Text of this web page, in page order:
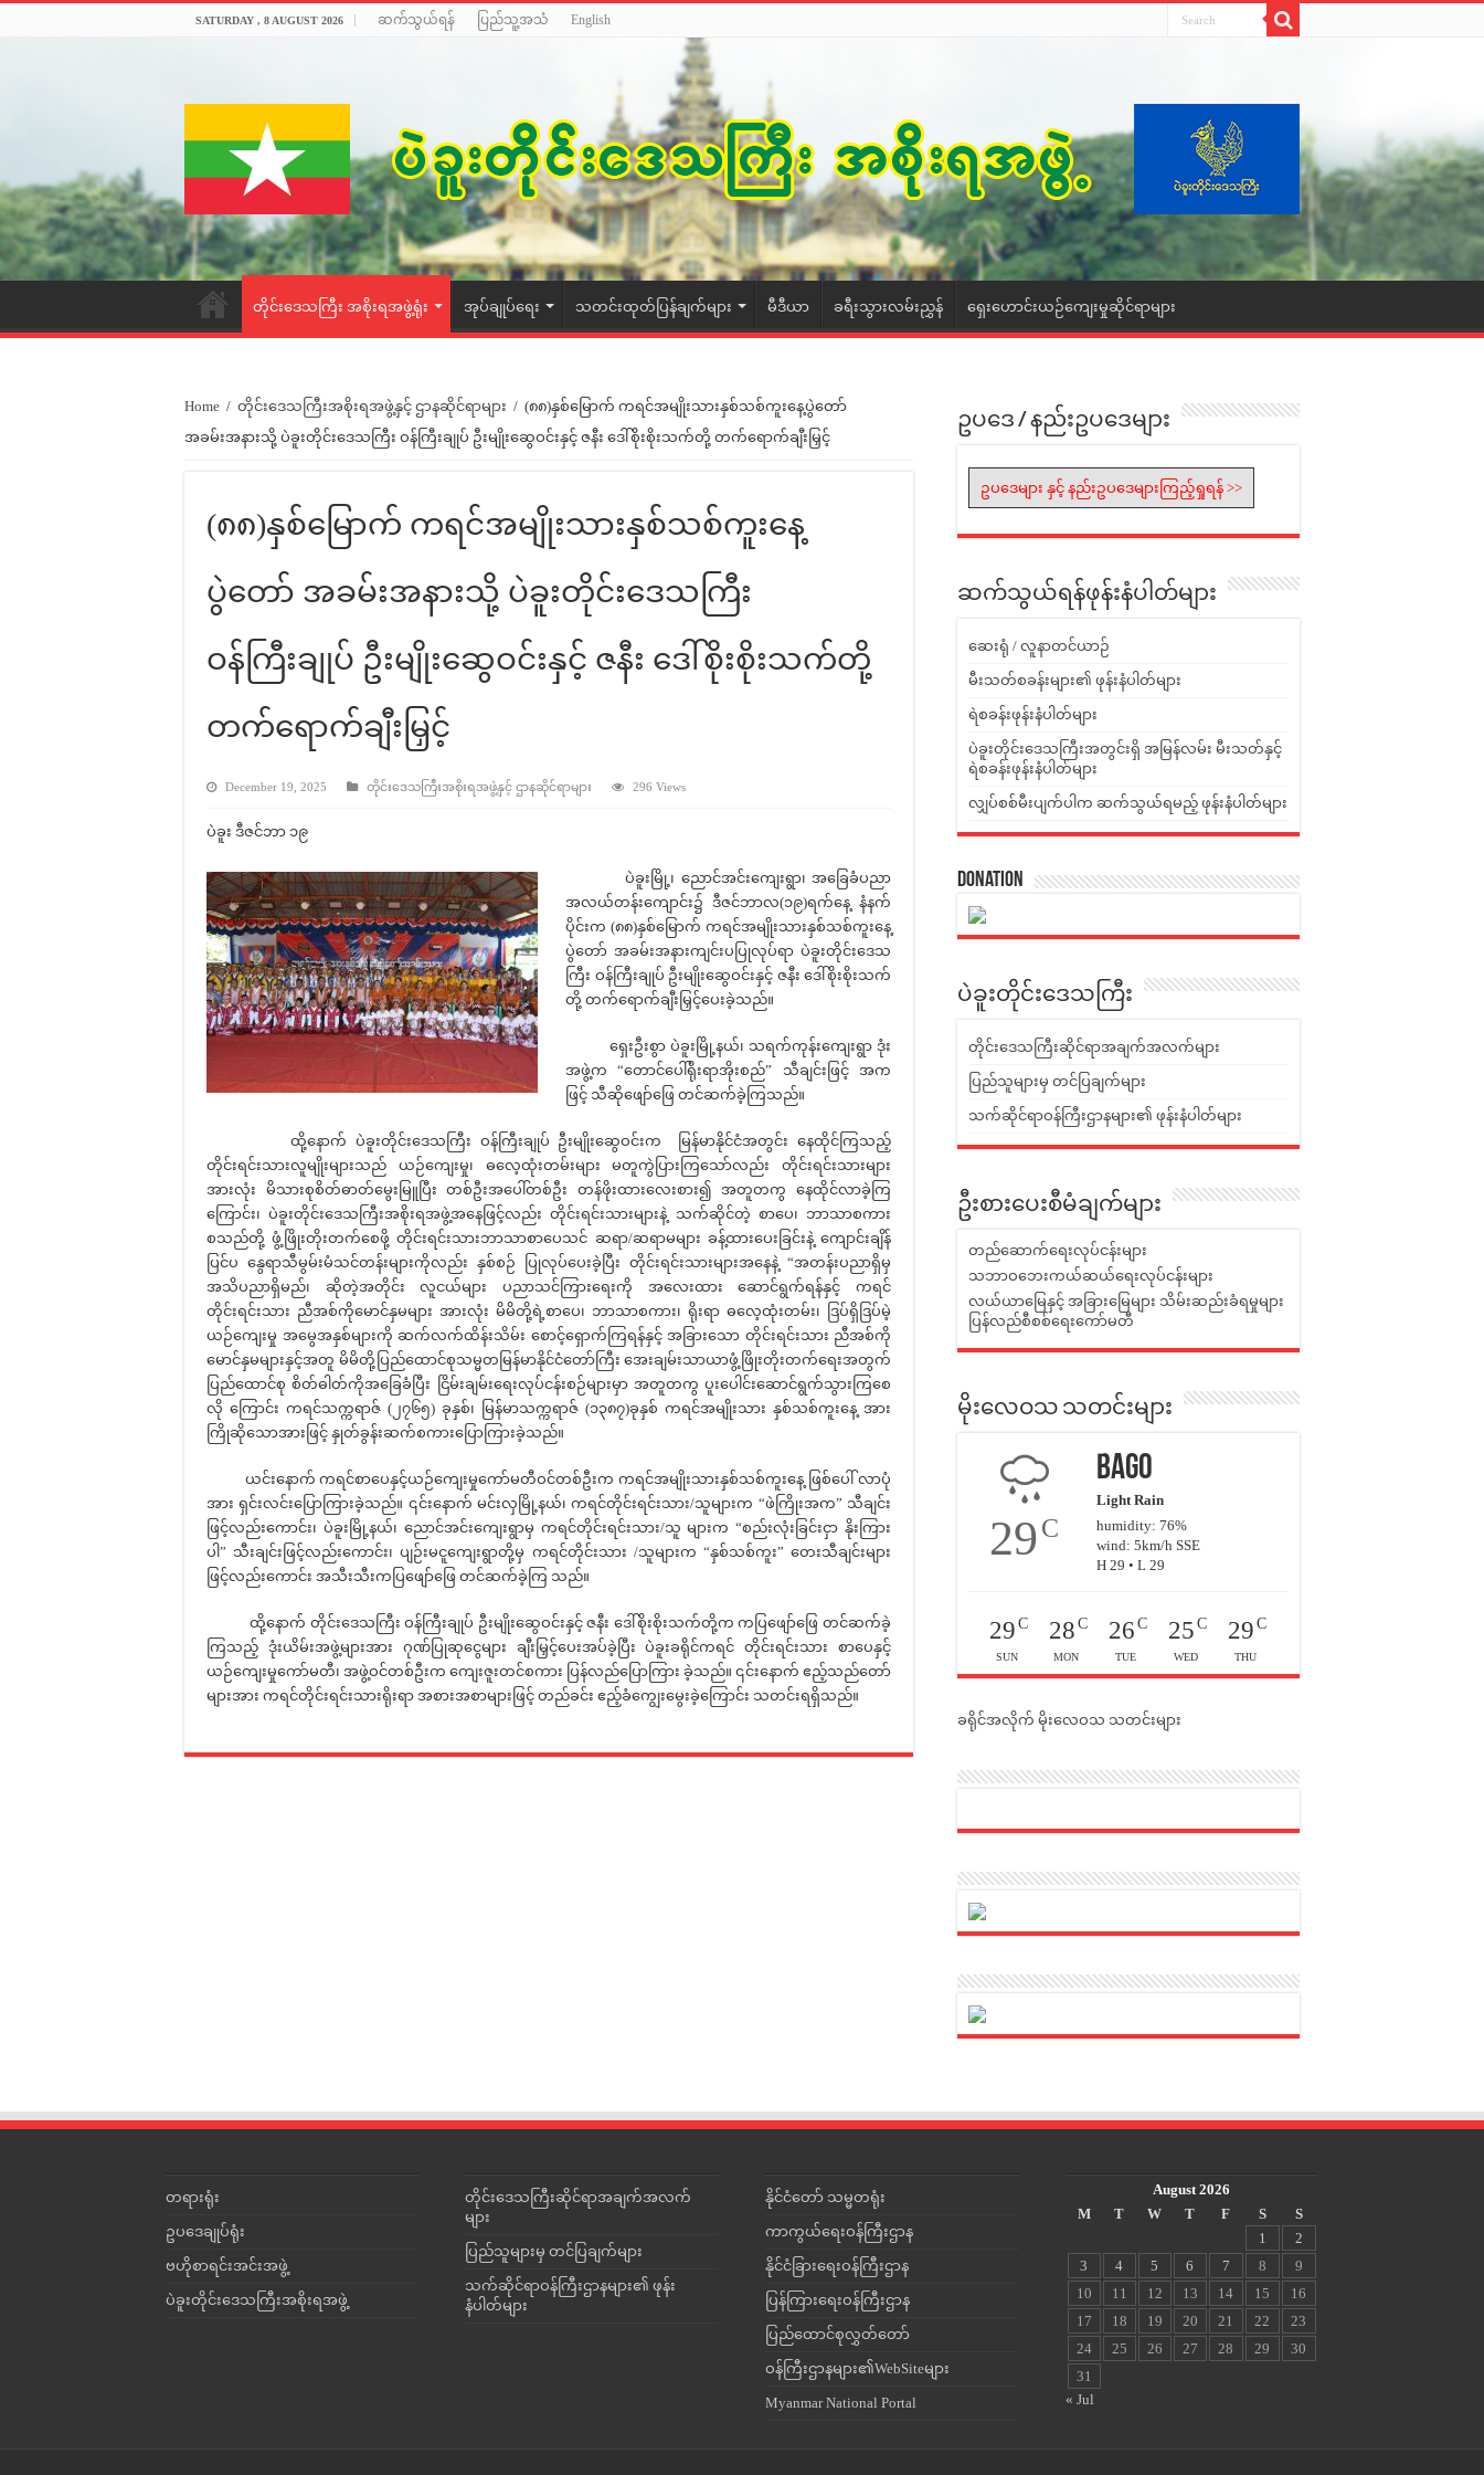
SATURDAY , 8 AUGUST 2026 ဆက်သွယ်ရန် ပြည်သူ့အသံ English
တိုင်းဒေသကြီး အစိုးရအဖွဲ့ရုံး အုပ်ချုပ်ရေး သတင်းထုတ်ပြန်ချက်များ မီဒီယာ ခရီးသွားလမ်းညွှန် ရှေးဟောင်းယဉ်ကျေးမှုဆိုင်ရာများ
Home / တိုင်းဒေသကြီးအစိုးရအဖွဲ့နှင့် ဌာနဆိုင်ရာများ / (၈၈)နှစ်မြောက် ကရင်အမျိုးသားနှစ်သစ်ကူးနေ့ပွဲတော်
အခမ်းအနားသို့ ပဲခူးတိုင်းဒေသကြီး ဝန်ကြီးချုပ် ဦးမျိုးဆွေဝင်းနှင့် ဇနီး ဒေါ်စိုးစိုးသက်တို့ တက်ရောက်ချီးမြှင့်
(၈၈)နှစ်မြောက် ကရင်အမျိုးသားနှစ်သစ်ကူးနေ့
ပွဲတော် အခမ်းအနားသို့ ပဲခူးတိုင်းဒေသကြီး
ဝန်ကြီးချုပ် ဦးမျိုးဆွေဝင်းနှင့် ဇနီး ဒေါ်စိုးစိုးသက်တို့
တက်ရောက်ချီးမြှင့်
December 19, 2025 တိုင်းဒေသကြီးအစိုးရအဖွဲ့နှင့် ဌာနဆိုင်ရာများ 296 Views
ပဲခူး ဒီဇင်ဘာ ၁၉
ပဲခူးမြို့၊ ညောင်အင်းကျေးရွာ၊ အခြေခံပညာ
အလယ်တန်းကျောင်း၌ ဒီဇင်ဘာလ(၁၉)ရက်နေ့ နံနက်
ပိုင်းက (၈၈)နှစ်မြောက် ကရင်အမျိုးသားနှစ်သစ်ကူးနေ့
ပွဲတော် အခမ်းအနားကျင်းပပြုလုပ်ရာ ပဲခူးတိုင်းဒေသ
ကြီး ဝန်ကြီးချုပ် ဦးမျိုးဆွေဝင်းနှင့် ဇနီး ဒေါ်စိုးစိုးသက်
တို့ တက်ရောက်ချီးမြှင့်ပေးခဲ့သည်။
ရှေးဦးစွာ ပဲခူးမြို့နယ်၊ သရက်ကုန်းကျေးရွာ ဒုံး
အဖွဲ့က “တောင်ပေါ်ရိုးရာအိုးစည်” သီချင်းဖြင့် အက
ဖြင့် သီဆိုဖျော်ဖြေ တင်ဆက်ခဲ့ကြသည်။
ထို့နောက် ပဲခူးတိုင်းဒေသကြီး ဝန်ကြီးချုပ် ဦးမျိုးဆွေဝင်းက မြန်မာနိုင်ငံအတွင်း နေထိုင်ကြသည့်
တိုင်းရင်းသားလူမျိုးများသည် ယဉ်ကျေးမှု၊ ဓလေ့ထုံးတမ်းများ မတူကွဲပြားကြသော်လည်း တိုင်းရင်းသားများ
အားလုံး မိသားစုစိတ်ဓာတ်မွေးမြူပြီး တစ်ဦးအပေါ်တစ်ဦး တန်ဖိုးထားလေးစား၍ အတူတကွ နေထိုင်လာခဲ့ကြ
ကြောင်း၊ ပဲခူးတိုင်းဒေသကြီးအစိုးရအဖွဲ့အနေဖြင့်လည်း တိုင်းရင်းသားများနဲ့ သက်ဆိုင်တဲ့ စာပေ၊ ဘာသာစကား
စသည်တို့ ဖွံ့ဖြိုးတိုးတက်စေဖို့ တိုင်းရင်းသားဘာသာစာပေသင် ဆရာ/ဆရာမများ ခန့်ထားပေးခြင်းနဲ့ ကျောင်းချိန်
ပြင်ပ နွေရာသီမွမ်းမံသင်တန်းများကိုလည်း နှစ်စဉ် ပြုလုပ်ပေးခဲ့ပြီး တိုင်းရင်းသားများအနေနဲ့ “အတန်းပညာရှိမှ
အသိပညာရှိမည်၊ ဆိုတဲ့အတိုင်း လူငယ်များ ပညာသင်ကြား‌ရေးကို အလေးထား ဆောင်ရွက်ရန်နှင့် ကရင်
တိုင်းရင်းသား ညီအစ်ကိုမောင်နှမများ အားလုံး မိမိတို့ရဲ့စာပေ၊ ဘာသာစကား၊ ရိုးရာ ဓလေ့ထုံးတမ်း၊ ဒြပ်ရှိဒြပ်မဲ့
ယဉ်ကျေးမှု အမွေအနှစ်များကို ဆက်လက်ထိန်းသိမ်း စောင့်ရှောက်ကြရန်နှင့် အခြားသော တိုင်းရင်းသား ညီအစ်ကို
မောင်နှမများနှင့်အတူ မိမိတို့ပြည်ထောင်စုသမ္မတမြန်မာနိုင်ငံတော်ကြီး အေးချမ်းသာယာဖွံ့ဖြိုးတိုးတက်ရေးအတွက်
ပြည်ထောင်စု စိတ်ဓါတ်ကိုအခြေခံပြီး ငြိမ်းချမ်းရေးလုပ်ငန်းစဉ်များမှာ အတူတကွ ပူးပေါင်းဆောင်ရွက်သွားကြစေ
လို ကြောင်း ကရင်သက္ကရာဇ် (၂၇၆၅) ခုနှစ်၊ မြန်မာသက္ကရာဇ် (၁၃၈၇)ခုနှစ် ကရင်အမျိုးသား နှစ်သစ်ကူးနေ့ အား
ကြိုဆိုသောအားဖြင့် နှုတ်ခွန်းဆက်စကားပြောကြားခဲ့သည်။
ယင်းနောက် ကရင်စာပေနှင့်ယဉ်ကျေးမှုကော်မတီဝင်တစ်ဦးက ကရင်အမျိုးသားနှစ်သစ်ကူးနေ့ ဖြစ်ပေါ် လာပုံ
အား ရှင်းလင်းပြောကြားခဲ့သည်။ ၎င်းနောက် မင်းလှမြို့နယ်၊ ကရင်တိုင်းရင်းသား/သူများက “ဖဲကြိုးအက” သီချင်း
ဖြင့်လည်းကောင်း၊ ပဲခူးမြို့နယ်၊ ညောင်အင်းကျေးရွာမှ ကရင်တိုင်းရင်းသား/သူ များက “စည်းလုံးခြင်းငှာ နိုးကြား
ပါ” သီးချင်းဖြင့်လည်းကောင်း၊ ပျဉ်းမငူကျေးရွာတို့မှ ကရင်တိုင်းသား /သူများက “နှစ်သစ်ကူး” တေးသီချင်းများ
ဖြင့်လည်းကောင်း အသီးသီးကပြဖျော်ဖြေ တင်ဆက်ခဲ့ကြ သည်။
ထို့နောက် တိုင်းဒေသကြီး ဝန်ကြီးချုပ် ဦးမျိုးဆွေဝင်းနှင့် ဇနီး ဒေါ်စိုးစိုးသက်တို့က ကပြဖျော်ဖြေ တင်ဆက်ခဲ့
ကြသည့် ဒုံးယိမ်းအဖွဲ့များအား ဂုဏ်ပြုဆုငွေများ ချီးမြှင့်ပေးအပ်ခဲ့ပြီး ပဲခူးခရိုင်ကရင် တိုင်းရင်းသား စာပေနှင့်
ယဉ်ကျေးမှုကော်မတီ၊ အဖွဲ့ဝင်တစ်ဦးက ကျေးဇူးတင်စကား ပြန်လည်ပြောကြား ခဲ့သည်။ ၎င်းနောက် ဧည့်သည်တော်
များအား ကရင်တိုင်းရင်းသားရိုးရာ အစားအစာများဖြင့် တည်ခင်း ဧည့်ခံကျွေးမွေးခဲ့ကြောင်း သတင်းရရှိသည်။
ဥပဒေ / နည်းဥပဒေများ
ဥပဒေများ နှင့် နည်းဥပဒေများကြည့်ရှုရန် >>
ဆက်သွယ်ရန်ဖုန်းနံပါတ်များ
ဆေးရုံ / လူနာတင်ယာဉ်
မီးသတ်စခန်းများ၏ ဖုန်းနံပါတ်များ
ရဲစခန်းဖုန်းနံပါတ်များ
ပဲခူးတိုင်းဒေသကြီးအတွင်းရှိ အမြန်လမ်း မီးသတ်နှင့်
ရဲစခန်းဖုန်းနံပါတ်များ
လျှပ်စစ်မီးပျက်ပါက ဆက်သွယ်ရမည့် ဖုန်းနံပါတ်များ
Donation
ပဲခူးတိုင်းဒေသကြီး
တိုင်းဒေသကြီးဆိုင်ရာအချက်အလက်များ
ပြည်သူများမှ တင်ပြချက်များ
သက်ဆိုင်ရာဝန်ကြီးဌာနများ၏ ဖုန်းနံပါတ်များ
ဦးစားပေးစီမံချက်များ
တည်ဆောက်ရေးလုပ်ငန်းများ
သဘာဝဘေးကယ်ဆယ်ရေးလုပ်ငန်းများ
လယ်ယာမြေနှင့် အခြားမြေများ သိမ်းဆည်းခံရမှုများ
ပြန်လည်စီစစ်ရေးကော်မတီ
မိုးလေဝသ သတင်းများ
29C
Bago
Light Rain
humidity: 76%
wind: 5km/h SSE
H 29 • L 29
29 C
SUN
28 C
MON
26 C
TUE
25 C
WED
29 C
THU
ခရိုင်အလိုက် မိုးလေဝသ သတင်းများ
တရားရုံး
ဥပဒေချုပ်ရုံး
ဗဟိုစာရင်းအင်းအဖွဲ့
ပဲခူးတိုင်းဒေသကြီးအစိုးရအဖွဲ့
တိုင်းဒေသကြီးဆိုင်ရာအချက်အလက်
များ
ပြည်သူများမှ တင်ပြချက်များ
သက်ဆိုင်ရာဝန်ကြီးဌာနများ၏ ဖုန်း
နံပါတ်များ
နိုင်ငံတော် သမ္မတရုံး
ကာကွယ်ရေးဝန်ကြီးဌာန
နိုင်ငံခြားရေးဝန်ကြီးဌာန
ပြန်ကြားရေးဝန်ကြီးဌာန
ပြည်ထောင်စုလွှတ်တော်
ဝန်ကြီးဌာနများ၏WebSiteများ
Myanmar National Portal
August 2026
M
T W T F S
S
1
2
3
4 5 6 7 8
9
10
11 12 13 14 15
16
17
18 19 20 21 22
23
24
25 26 27 28 29
30
31
« Jul